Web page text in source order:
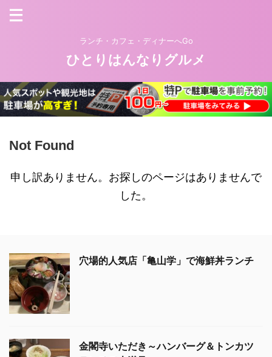
ランチ・カフェ・ディナーへGo
ひとりはんなりグルメ
Not Found
申し訳ありません。お探しのページはありませんで
した。
穴場的人気店「亀山学」で海鮮丼ランチ
金閣寺いただき～ハンバーグ＆トンカツ